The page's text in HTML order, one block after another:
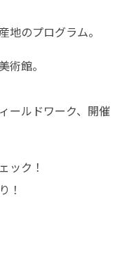
地のプログラム。
術館。
ールドワーク、開催
ック！
！